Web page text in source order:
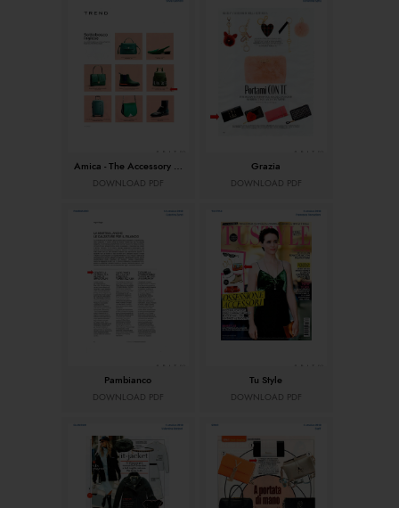
Amica - The Accessory Issue
DOWNLOAD PDF
Grazia
DOWNLOAD PDF
Pambianco
DOWNLOAD PDF
Tu Style
DOWNLOAD PDF